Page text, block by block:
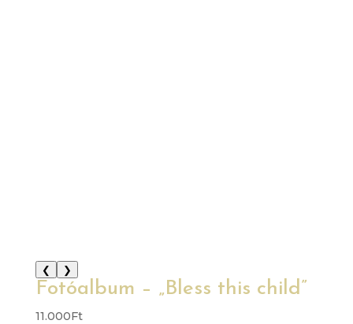
❮ ❯
Fotóalbum – „Bless this child”
11.000Ft